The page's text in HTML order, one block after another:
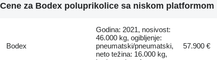
Cene za Bodex poluprikolice sa niskom platformom
Bodex
Godina: 2021, nosivost:
46.000 kg, ogibljenje:
pneumatski/pneumatski,
neto težina: 16.000 kg,
57.900 €